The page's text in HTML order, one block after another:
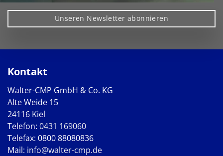
Unseren Newsletter abonnieren
Kontakt
Walter-CMP GmbH & Co. KG
Alte Weide 15
24116 Kiel
Telefon: 0431 169060
Telefax: 0800 88080836
Mail: info@walter-cmp.de